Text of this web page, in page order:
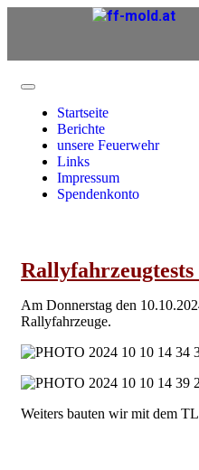
Startseite
Berichte
unsere Feuerwehr
Links
Impressum
Spendenkonto
Am Donnerstag den
Rallyfahrzeuge.
Weiters bauten wir mit dem